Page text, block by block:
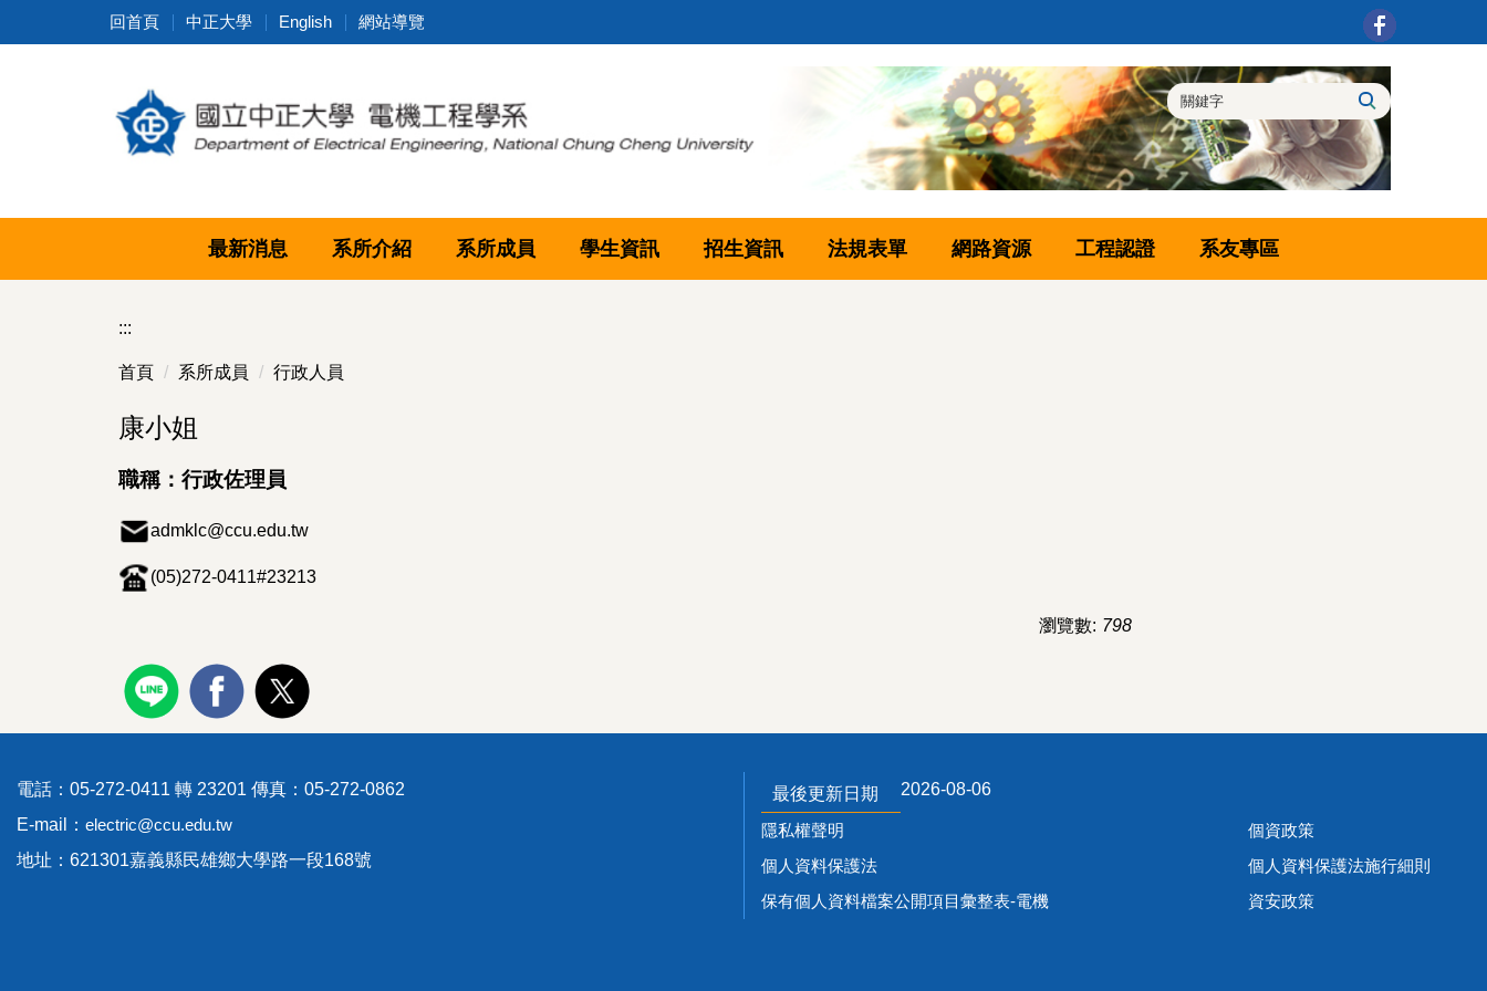
到
回首頁 中正大學 English 網站導覽
最新消息 系所介紹 系所成員 學生資訊 招生資訊 法規表單 網路資源 工程認證 系友專區
:::
首頁 系所成員 行政人員
康小姐
職稱：行政佐理員
admklc@ccu.edu.tw
(05)272-0411#23213
瀏覽數: 798
電話：05-272-0411 轉 23201 傳真：05-272-0862
E-mail： electric@ccu.edu.tw
地址：621301嘉義縣民雄鄉大學路一段168號
最後更新日期 2026-08-06
隱私權聲明
個資政策
個人資料保護法
個人資料保護法施行細則
保有個人資料檔案公開項目彙整表-電機
資安政策